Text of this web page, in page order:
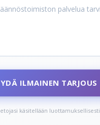
ILMAINEN TARJOUS
käsitellään luottamuksellisesti